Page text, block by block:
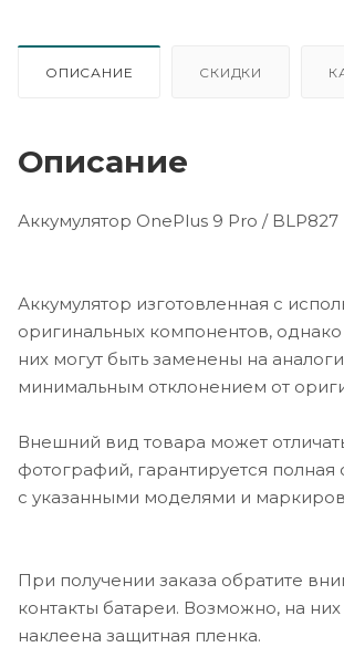
ОПИСАНИЕ СКИДКИ
Описание
Аккумулятор OnePlus 9 Pro / BLP827
Аккумулятор изготовленная с
оригинальных компонентов,
них могут быть заменены на
минимальным отклонением от
Внешний вид товара может
фотографий, гарантируется полная
с указанными моделями и
При получении заказа обратите
контакты батареи. Возможно, на них
наклеена защитная пленка.